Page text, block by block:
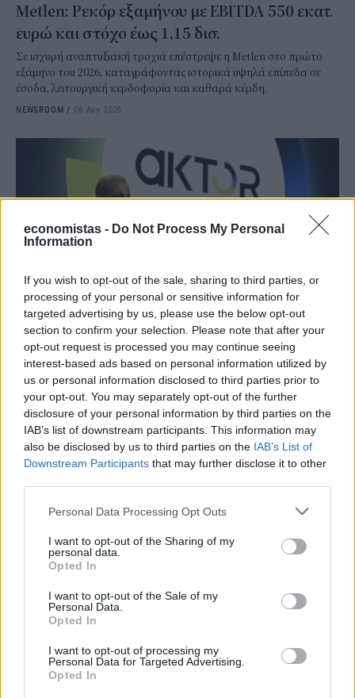
economistas - Do Not Process My Personal
Information
If you wish to opt-out of the sale, sharing to third parties, or
processing of your personal or sensitive information for
targeted advertising by us, please use the below opt-out
section to confirm your selection. Please note that after your
opt-out request is processed you may continue seeing
interest-based ads based on personal information utilized by
us or personal information disclosed to third parties prior to
your opt-out. You may separately opt-out of the further
disclosure of your personal information by third parties on the
IAB’s list of downstream participants. This information may
also be disclosed by us to third parties on the IAB’s List of
Downstream Participants that may further disclose it to other
Personal Data Processing Opt Outs
I want to opt-out of the Sharing of my
personal data.
Opted In
I want to opt-out of the Sale of my
Personal Data.
Opted In
I want to opt-out of processing my
Personal Data for Targeted Advertising.
Opted In
Metlen: Ρεκόρ εξαμήνου με EBITDA 550 εκατ.
ευρώ και στόχο έως 1,15 δισ.
Σε ισχυρή αναπτυξιακή τροχιά επέστρεψε η Metlen στο πρώτο
εξάμηνο του 2026, καταγράφοντας ιστορικά υψηλά επίπεδα σε
έσοδα, λειτουργική κερδοφορία και καθαρά κέρδη.
NEWSROOM / 06 Αυγ 2026
ΕΠΙΧΕΙΡΗΣΕΙΣ
AKTOR: Συμφωνία με τη Motor Oil για την
εξαγορά του 75% των ΗΛΕΚΤΩΡ και THALIS
Ο Όμιλος AKTOR υπέγραψε δεσμευτική συμφωνία με τη Motor Oil
για την έμμεση απόκτηση του 75% των εταιρειών ΗΛΕΚΤΩΡ και
THALIS, ενισχύοντας τις δραστηριότητες του Ομίλου στην κυκλική
οικονομία και τον κύκλο του νερού.
NEWSROOM/05 Αυγ 2026